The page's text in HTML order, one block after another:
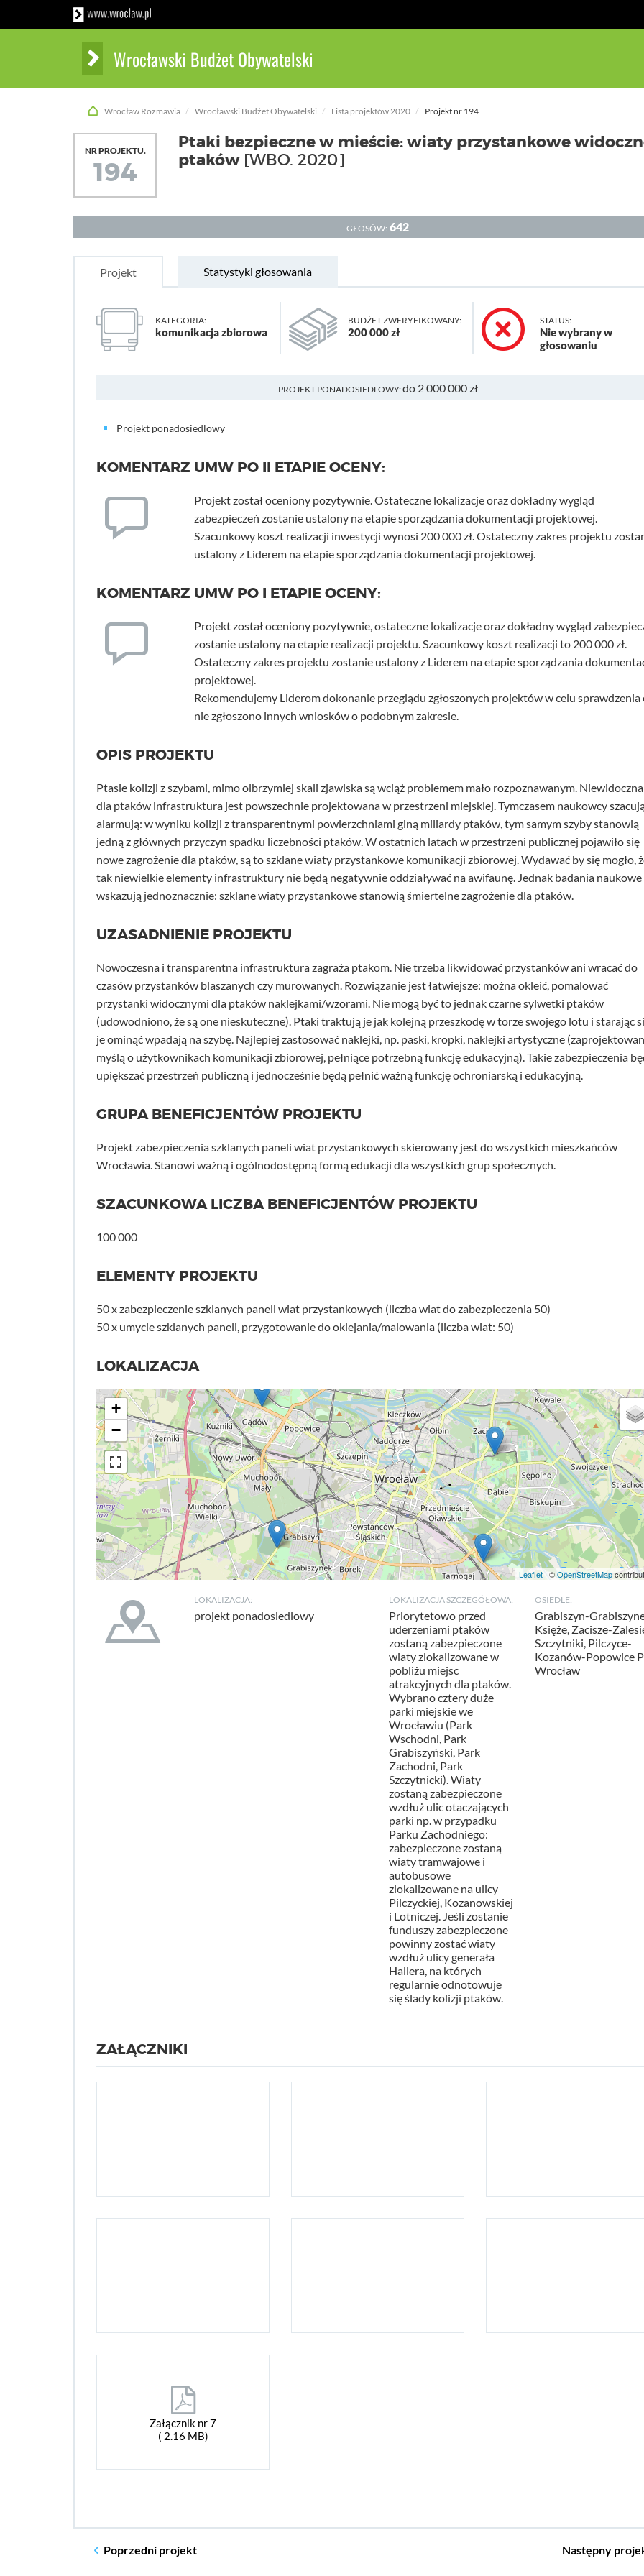
Wrocławski Budżet Obywatelski
Wrocław Rozmawia Wrocławski Budżet Obywatelski Lista projektów 2020 Projekt nr 194
NR PROJEKTU.
194
Ptaki bezpieczne w mieście: wiaty przystankowe
ptaków [WBO. 2020]
GŁOSÓW: 642
Projekt Statystyki głosowania
KATEGORIA:
komunikacja zbiorowa
BUDŻET ZWERYFIKOWANY:
200 000 zł
STATUS:
Nie wybrany w
głosowaniu
PROJEKT PONADOSIEDLOWY:do 2 000 000 zł
Projekt ponadosiedlowy
KOMENTARZ UMW PO II ETAPIE OCENY:
Projekt został oceniony pozytywnie. Ostateczne lokalizacje oraz dokładny wygląd
zabezpieczeń zostanie ustalony na etapie sporządzania dokumentacji projektowej.
Szacunkowy koszt realizacji inwestycji wynosi 200 000 zł. Ostateczny zakres projektu
ustalony z Liderem na etapie sporządzania dokumentacji projektowej.
KOMENTARZ UMW PO I ETAPIE OCENY:
Projekt został oceniony pozytywnie, ostateczne lokalizacje oraz dokładny wygląd
zostanie ustalony na etapie realizacji projektu. Szacunkowy koszt realizacji to 200 000 zł.
Ostateczny zakres projektu zostanie ustalony z Liderem na etapie sporządzania
projektowej.
Rekomendujemy Liderom dokonanie przeglądu zgłoszonych projektów w celu sprawdzenia
nie zgłoszono innych wniosków o podobnym zakresie.
OPIS PROJEKTU
Ptasie kolizji z szybami, mimo olbrzymiej skali zjawiska są wciąż problemem mało rozpoznawanym. Niewidoczna
dla ptaków infrastruktura jest powszechnie projektowana w przestrzeni miejskiej. Tymczasem naukowcy
alarmują: w wyniku kolizji z transparentnymi powierzchniami giną miliardy ptaków, tym samym szyby stanowią
jedną z głównych przyczyn spadku liczebności ptaków. W ostatnich latach w przestrzeni publicznej pojawiło się
nowe zagrożenie dla ptaków, są to szklane wiaty przystankowe komunikacji zbiorowej. Wydawać by się mogło,
tak niewielkie elementy infrastruktury nie będą negatywnie oddziaływać na awifaunę. Jednak badania naukowe
wskazują jednoznacznie: szklane wiaty przystankowe stanowią śmiertelne zagrożenie dla ptaków.
UZASADNIENIE PROJEKTU
Nowoczesna i transparentna infrastruktura zagraża ptakom. Nie trzeba likwidować przystanków ani wracać do
czasów przystanków blaszanych czy murowanych. Rozwiązanie jest łatwiejsze: można okleić, pomalować
przystanki widocznymi dla ptaków naklejkami/wzorami. Nie mogą być to jednak czarne sylwetki ptaków
(udowodniono, że są one nieskuteczne). Ptaki traktują je jak kolejną przeszkodę w torze swojego lotu i starając
je ominąć wpadają na szybę. Najlepiej zastosować naklejki, np. paski, kropki, naklejki artystyczne
myślą o użytkownikach komunikacji zbiorowej, pełniące potrzebną funkcję edukacyjną). Takie zabezpieczenia
upiększać przestrzeń publiczną i jednocześnie będą pełnić ważną funkcję ochroniarską i edukacyjną.
GRUPA BENEFICJENTÓW PROJEKTU
Projekt zabezpieczenia szklanych paneli wiat przystankowych skierowany jest do wszystkich mieszkańców
Wrocławia. Stanowi ważną i ogólnodostępną formą edukacji dla wszystkich grup społecznych.
SZACUNKOWA LICZBA BENEFICJENTÓW PROJEKTU
100 000
ELEMENTY PROJEKTU
50 x zabezpieczenie szklanych paneli wiat przystankowych (liczba wiat do zabezpieczenia 50)
50 x umycie szklanych paneli, przygotowanie do oklejania/malowania (liczba wiat: 50)
LOKALIZACJA
+
−
Leaflet| ©OpenStreetMap
LOKALIZACJA:
projekt ponadosiedlowy
LOKALIZACJA SZCZEGÓŁOWA:
Priorytetowo przed
uderzeniami ptaków
zostaną zabezpieczone
wiaty zlokalizowane w
pobliżu miejsc
atrakcyjnych dla ptaków.
Wybrano cztery duże
parki miejskie we
Wrocławiu (Park
Wschodni, Park
Grabiszyński, Park
Zachodni, Park
Szczytnicki). Wiaty
zostaną zabezpieczone
wzdłuż ulic otaczających
parki np. w przypadku
Parku Zachodniego:
zabezpieczone zostaną
wiaty tramwajowe i
autobusowe
zlokalizowane na ulicy
Pilczyckiej, Kozanowskiej
i Lotniczej. Jeśli zostanie
funduszy zabezpieczone
powinny zostać wiaty
wzdłuż ulicy generała
Hallera, na których
regularnie odnotowuje
się ślady kolizji ptaków.
OSIEDLE:
Grabiszyn-
Księże, Zacisze-
Szczytniki, Pilczyce-
Kozanów-Popowice
Wrocław
ZAŁĄCZNIKI
Załącznik nr 7
( 2.16 MB)
Poprzedni projekt Następny